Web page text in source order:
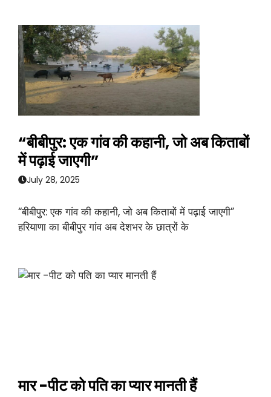
“बीबीपुर: एक गांव की कहानी, जो अब किताबों
में पढ़ाई जाएगी”
July 28, 2025
“बीबीपुर: एक गांव की कहानी, जो अब किताबों में पढ़ाई जाएगी”
हरियाणा का बीबीपुर गांव अब देशभर के छात्रों के
मार -पीट को पति का प्यार मानती हैं